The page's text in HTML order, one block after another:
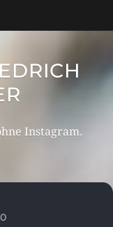
Instagram.